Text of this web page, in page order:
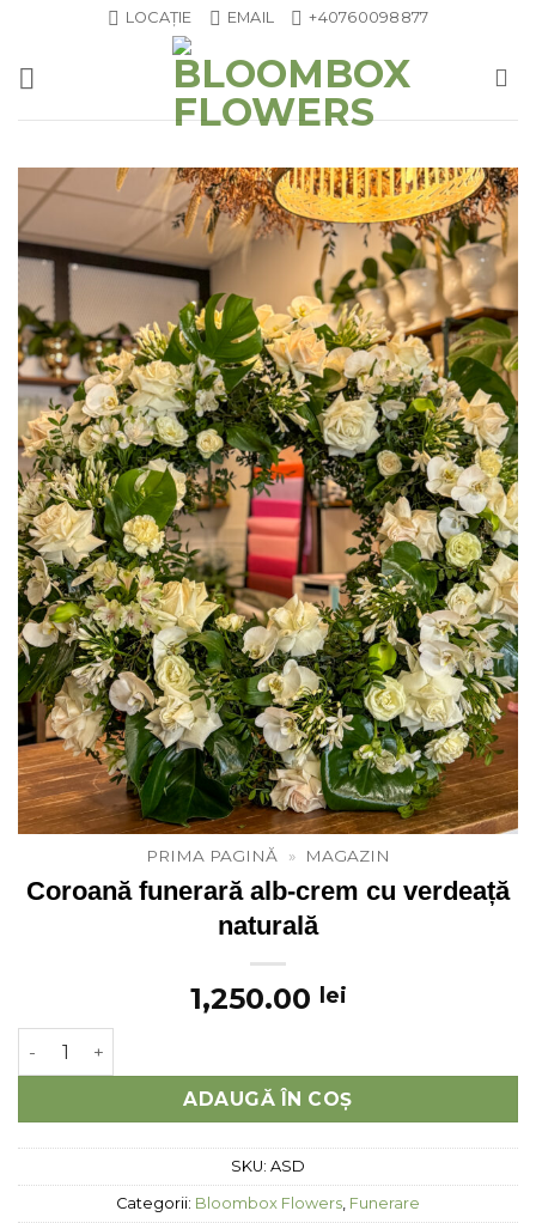
content
LOCAȚIE EMAIL +40760098877
PRIMA PAGINĂ » MAGAZIN
Coroană funerară alb-crem cu verdeață
naturală
1,250.00 lei
Cantitate Coroană funerară alb-crem cu verdeață
ADAUGĂ ÎN COȘ
SKU: ASD
Categorii: Bloombox Flowers, Funerare